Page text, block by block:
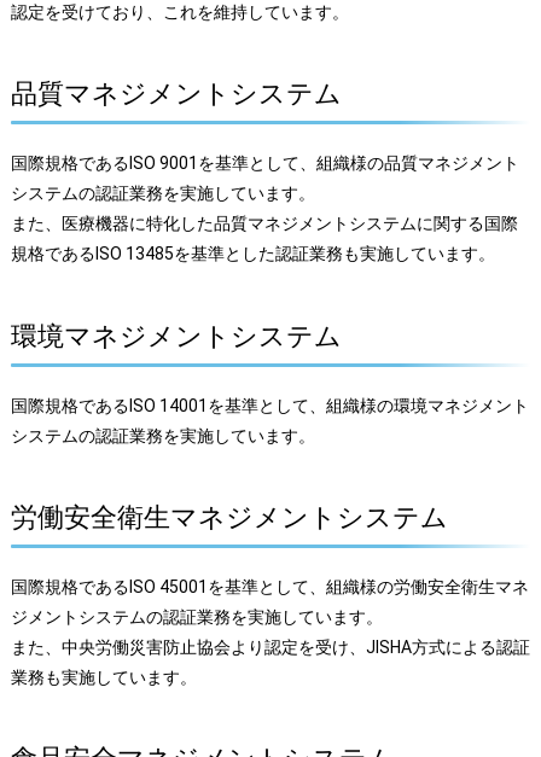
認定を受けており、これを維持しています。
品質マネジメントシステム
国際規格であるISO 9001を基準として、組織様の品質マネジメント
システムの認証業務を実施しています。
また、医療機器に特化した品質マネジメントシステムに関する国際
規格であるISO 13485を基準とした認証業務も実施しています。
環境マネジメントシステム
国際規格であるISO 14001を基準として、組織様の環境マネジメント
システムの認証業務を実施しています。
労働安全衛生マネジメントシステム
国際規格であるISO 45001を基準として、組織様の労働安全衛生マネ
ジメントシステムの認証業務を実施しています。
また、中央労働災害防止協会より認定を受け、JISHA方式による認証
業務も実施しています。